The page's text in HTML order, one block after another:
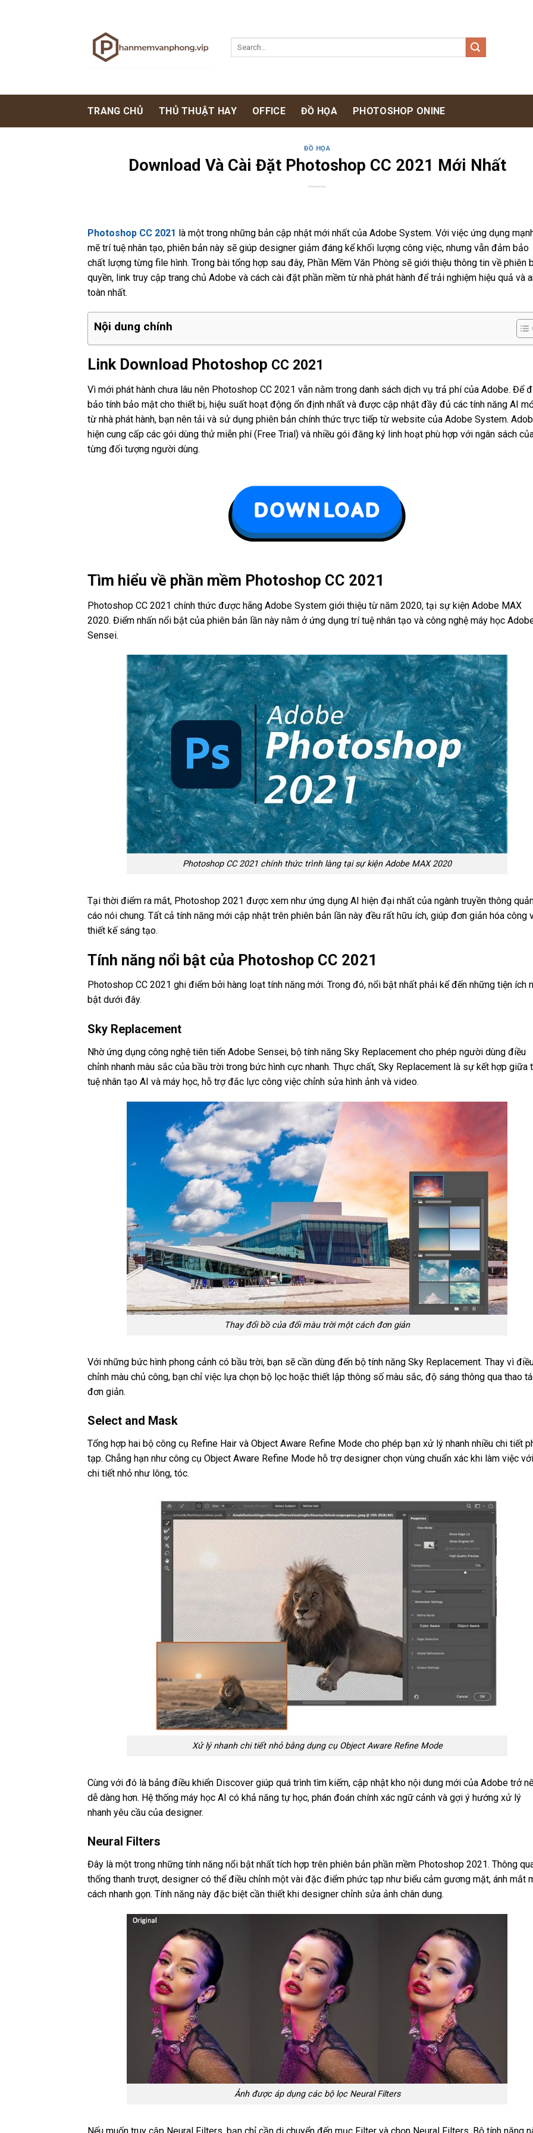
TRANG CHỦ THỦ THUẬT HAY OFFICE ĐỒ HỌA PHOTOSHOP ONINE
ĐỒ HỌA
Download Và Cài Đặt Photoshop CC 2021 Mới Nhất
Photoshop CC 2021 là một trong những bản cập nhật mới nhất của Adobe System. Với việc ứng dụng
mẽ trí tuệ nhân tạo, phiên bản này sẽ giúp designer giảm đáng kể khối lượng công việc, nhưng vẫn đảm bảo
chất lượng từng file hình. Trong bài tổng hợp sau đây, Phần Mềm Văn Phòng sẽ giới thiệu thông tin về phiên
quyền, link truy cập trang chủ Adobe và cách cài đặt phần mềm từ nhà phát hành để trải nghiệm hiệu quả và
toàn nhất.
Nội dung chính
Link Download Photoshop CC 2021
Vì mới phát hành chưa lâu nên Photoshop CC 2021 vẫn nằm trong danh sách dịch vụ trả phí của Adobe. Để
bảo tính bảo mật cho thiết bị, hiệu suất hoạt động ổn định nhất và được cập nhật đầy đủ các tính năng AI
từ nhà phát hành, bạn nên tải và sử dụng phiên bản chính thức trực tiếp từ website của Adobe System.
hiện cung cấp các gói dùng thử miễn phí (Free Trial) và nhiều gói đăng ký linh hoạt phù hợp với ngân sách
từng đối tượng người dùng.
Tìm hiểu về phần mềm Photoshop CC 2021
Photoshop CC 2021 chính thức được hãng Adobe System giới thiệu từ năm 2020, tại sự kiện Adobe MAX
2020. Điểm nhấn nổi bật của phiên bản lần này nằm ở ứng dụng trí tuệ nhân tạo và công nghệ máy học
Sensei.
Photoshop CC 2021 chính thức trình làng tại sự kiện Adobe MAX 2020
Tại thời điểm ra mắt, Photoshop 2021 được xem như ứng dụng AI hiện đại nhất của ngành truyền thông
cáo nói chung. Tất cả tính năng mới cập nhật trên phiên bản lần này đều rất hữu ích, giúp đơn giản hóa công
thiết kế sáng tạo.
Tính năng nổi bật của Photoshop CC 2021
Photoshop CC 2021 ghi điểm bởi hàng loạt tính năng mới. Trong đó, nổi bật nhất phải kể đến những tiện ích
bật dưới đây.
Sky Replacement
Nhờ ứng dụng công nghệ tiên tiến Adobe Sensei, bộ tính năng Sky Replacement cho phép người dùng điều
chỉnh nhanh màu sắc của bầu trời trong bức hình cực nhanh. Thực chất, Sky Replacement là sự kết hợp giữa
tuệ nhân tạo AI và máy học, hỗ trợ đắc lực công việc chỉnh sửa hình ảnh và video.
Thay đổi bồ của đổi màu trời một cách đơn giản
Với những bức hình phong cảnh có bầu trời, bạn sẽ cần dùng đến bộ tính năng Sky Replacement. Thay vì
chỉnh màu chủ công, bạn chỉ việc lựa chọn bộ lọc hoặc thiết lập thông số màu sắc, độ sáng thông qua thao
đơn giản.
Select and Mask
Tổng hợp hai bộ công cụ Refine Hair và Object Aware Refine Mode cho phép bạn xử lý nhanh nhiều chi tiết
tạp. Chẳng hạn như công cụ Object Aware Refine Mode hỗ trợ designer chọn vùng chuẩn xác khi làm việc với
chi tiết nhỏ như lông, tóc.
Xử lý nhanh chi tiết nhỏ bằng dụng cụ Object Aware Refine Mode
Cùng với đó là bảng điều khiển Discover giúp quá trình tìm kiếm, cập nhật kho nội dung mới của Adobe trở
dễ dàng hơn. Hệ thống máy học AI có khả năng tự học, phán đoán chính xác ngữ cảnh và gợi ý hướng xử lý
nhanh yêu cầu của designer.
Neural Filters
Đây là một trong những tính năng nổi bật nhất tích hợp trên phiên bản phần mềm Photoshop 2021. Thông
thống thanh trượt, designer có thể điều chỉnh một vài đặc điểm phức tạp như biểu cảm gương mặt, ánh mắt
cách nhanh gọn. Tính năng này đặc biệt cần thiết khi designer chỉnh sửa ảnh chân dung.
Ảnh được áp dụng các bộ lọc Neural Filters